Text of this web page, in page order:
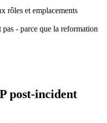
rôles et emplacements
- parce que la reformation
post-incident